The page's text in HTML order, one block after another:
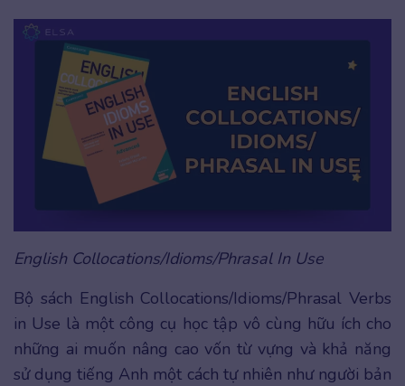
English Collocations/Idioms/Phrasal In Use
Bộ sách English Collocations/Idioms/Phrasal Verbs
in Use là một công cụ học tập vô cùng hữu ích cho
những ai muốn nâng cao vốn từ vựng và khả năng
sử dụng tiếng Anh một cách tự nhiên như người bản